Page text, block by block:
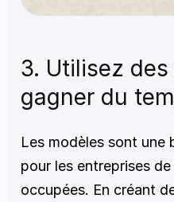
3. Utilisez
gagner du
Les modèles sont une
pour les entreprises
occupées. En créant